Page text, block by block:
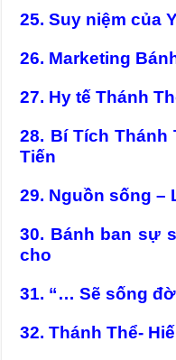
25. Suy niệm của
26. Marketing
27. Hy tế Thánh
28. Bí Tích Thánh
Tiến
29. Nguồn sống –
30. Bánh ban sự
cho
31. “… Sẽ sống
32. Thánh Thể-